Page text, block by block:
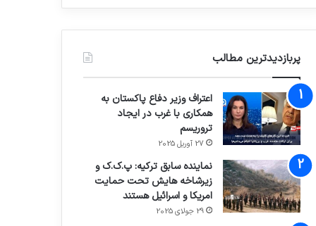
پربازدیدترین مطالب
اعتراف وزیر دفاع پاکستان به
همکاری با غرب در ایجاد
تروریسم
27 آوریل 2025
نماینده سابق ترکیه: پ.ک.ک و
زیرشاخه هایش تحت حمایت
امریکا و اسرائیل هستند
29 جولای 2025